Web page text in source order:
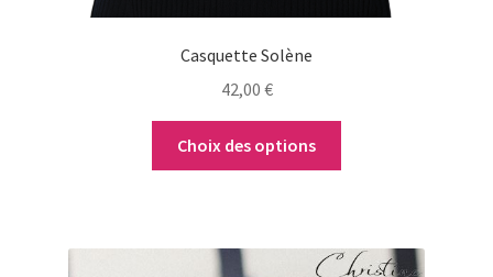
Casquette Solène
42,00 €
Choix des options
produit